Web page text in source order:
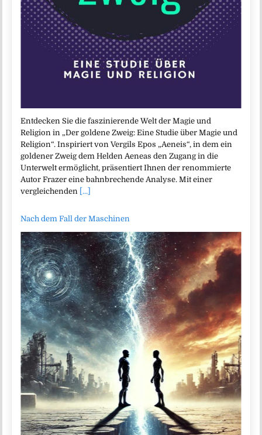
Entdecken Sie die faszinierende Welt der Magie und
Religion in „Der goldene Zweig: Eine Studie über Magie und
Religion“. Inspiriert von Vergils Epos „Aeneis“, in dem ein
goldener Zweig dem Helden Aeneas den Zugang in die
Unterwelt ermöglicht, präsentiert Ihnen der renommierte
Autor Frazer eine bahnbrechende Analyse. Mit einer
vergleichenden [...]
Nach dem Fall der Maschinen